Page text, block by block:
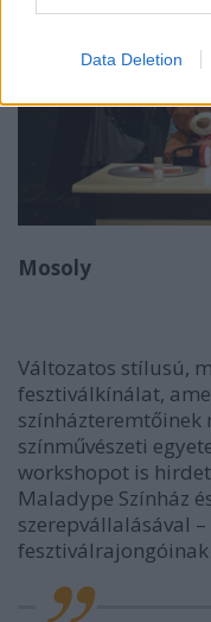
Data Deletion
Mosoly
Változatos stílusú,
fesztiválkínálat,
színházteremtőinek
színművészeti
workshopot is
Maladype Színház
szerepvállalásával